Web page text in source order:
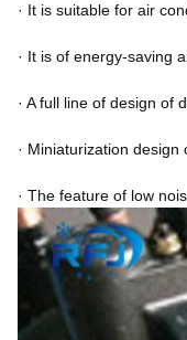
· It is suitable for air
· It is of energy-saving
· A full line of design of
· Miniaturization
· The feature of low